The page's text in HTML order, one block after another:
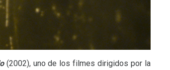
(2002), uno de los filmes dirigidos por la